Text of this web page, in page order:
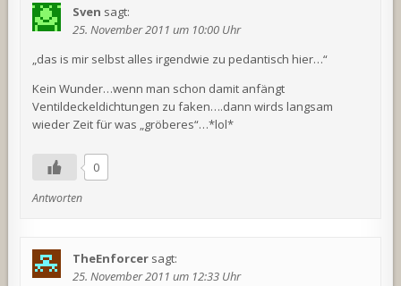
Sven sagt:
25. November 2011 um 10:00 Uhr
„das is mir selbst alles irgendwie zu pedantisch hier…“
Kein Wunder…wenn man schon damit anfängt
Ventildeckeldichtungen zu faken….dann wirds langsam
wieder Zeit für was „gröberes“…*lol*
0
Antworten
TheEnforcer sagt:
25. November 2011 um 12:33 Uhr